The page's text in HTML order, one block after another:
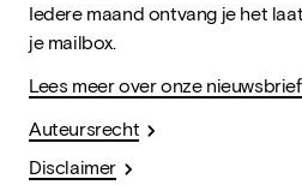
Iedere maand ontvang je het
je mailbox.
Lees meer over onze nieuwsbrief
Auteursrecht
Disclaimer